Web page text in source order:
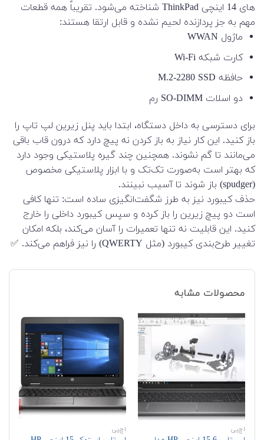
های 14 اینچی ThinkPad شناخته می‌شود. تقریباً همه قطعات
مهم به جز پردازنده لحیم نشده و قابل ارتقا هستند:
ماژول WWAN
کارت شبکه Wi-Fi
حافظه M.2-2280 SSD
دو اسلات SO-DIMM رم
برای دسترسی به داخل دستگاه، ابتدا باید پنل زیرین لپ تاپ را
باز کنید. این کار نیاز به باز کردن نه پیچ دارد که درون قاب باقی
می‌مانند تا گم نشوند. همچنین چند گیره پلاستیکی وجود دارد
که بهتر است به‌صورت تک‌تک و با ابزار پلاستیکی مخصوص
(spudger) باز شوند تا آسیب نبینند.
حذف کیبورد نیز به طرز شگفت‌انگیزی ساده است: تنها کافی
است دو پیچ زیرین را باز کرده و سپس کیبورد داخلی را خارج
کنید. این قابلیت نه تنها تعمیرات را آسان می‌کند، بلکه امکان
تغییر طرح‌بندی کیبورد (مثل QWERTY) را نیز فراهم می‌کند. ✅
محصولات مشابه
اچ‌پی اچ‌پی